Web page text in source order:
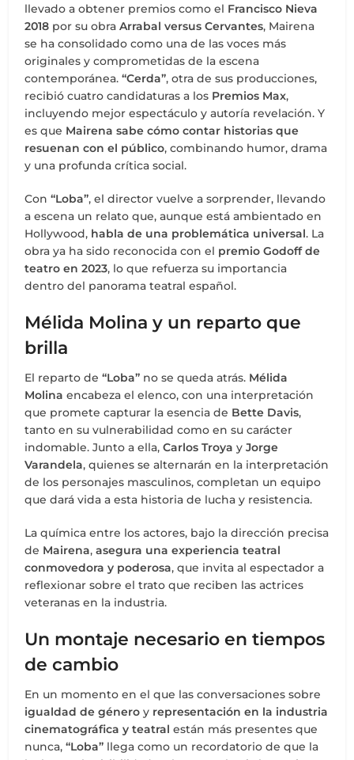
llevado a obtener premios como el Francisco Nieva
2018 por su obraArrabal versus Cervantes, Mairena
se ha consolidado como una de las voces más
originales y comprometidas de la escena
contemporánea.“Cerda”, otra de sus producciones,
recibió cuatro candidaturas a los Premios Max,
incluyendo mejor espectáculo y autoría revelación. Y
es que Mairena sabe cómo contar historias que
resuenan con el público, combinando humor, drama
y una profunda crítica social.
Con“Loba”, el director vuelve a sorprender, llevando
a escena un relato que, aunque está ambientado en
Hollywood, habla de una problemática universal. La
obra ya ha sido reconocida con el premio Godoff de
teatro en 2023, lo que refuerza su importancia
dentro del panorama teatral español.
Mélida Molina y un reparto que
brilla
El reparto de“Loba” no se queda atrás. Mélida
Molina encabeza el elenco, con una interpretación
que promete capturar la esencia de Bette Davis,
tanto en su vulnerabilidad como en su carácter
indomable. Junto a ella,Carlos Troya yJorge
Varandela, quienes se alternarán en la interpretación
de los personajes masculinos, completan un equipo
que dará vida a esta historia de lucha y resistencia.
La química entre los actores, bajo la dirección precisa
de Mairena,asegura una experiencia teatral
conmovedora y poderosa, que invita al espectador a
reflexionar sobre el trato que reciben las actrices
veteranas en la industria.
Un montaje necesario en tiempos
de cambio
En un momento en el que las conversaciones sobre
igualdad de género y representación en la industria
cinematográfica y teatral están más presentes que
nunca,“Loba” llega como un recordatorio de que la